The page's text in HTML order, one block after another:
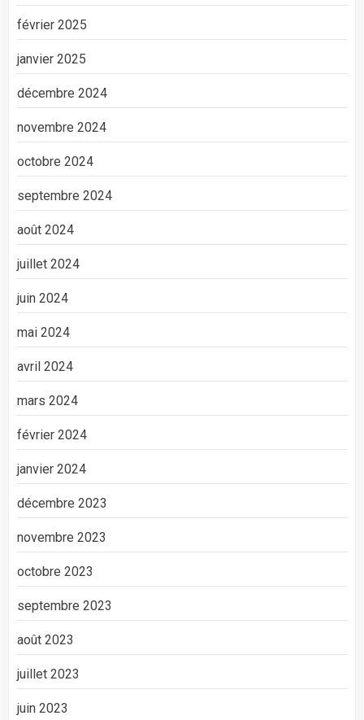
février 2025
janvier 2025
décembre 2024
novembre 2024
octobre 2024
septembre 2024
août 2024
juillet 2024
juin 2024
mai 2024
avril 2024
mars 2024
février 2024
janvier 2024
décembre 2023
novembre 2023
octobre 2023
septembre 2023
août 2023
juillet 2023
juin 2023